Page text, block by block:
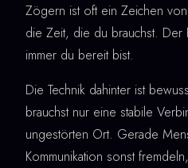
Zögern ist oft ein Zeichen
die Zeit, die du brauchst. Der
immer du bereit bist.
Die Technik dahinter ist
brauchst nur eine stabile
ungestörten Ort. Gerade
Kommunikation sonst